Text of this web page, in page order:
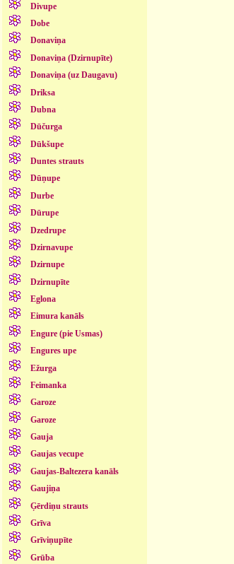
Divupe
Dobe
Donaviņa
Donaviņa (Dzirnupīte)
Donaviņa (uz Daugavu)
Driksa
Dubna
Dūčurga
Dūkšupe
Duntes strauts
Dūņupe
Durbe
Dūrupe
Dzedrupe
Dzirnavupe
Dzirnupe
Dzirnupīte
Eglona
Eimura kanāls
Engure (pie Usmas)
Engures upe
Ežurga
Feimanka
Garoze
Garoze
Gauja
Gaujas vecupe
Gaujas-Baltezera kanāls
Gaujiņa
Ģērdiņu strauts
Grīva
Grīviņupīte
Grūba